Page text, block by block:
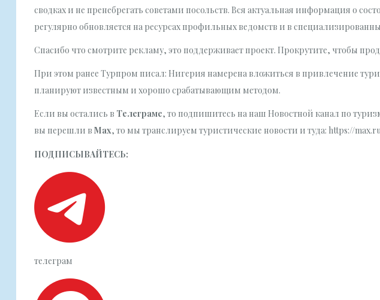
сводках и не пренебрегать советами посольств. Вся актуальная информация о
регулярно обновляется на ресурсах профильных ведомств и в
Спасибо что смотрите рекламу, это поддерживает проект. Прокрутите, чтобы
При этом ранее Турпром писал: Нигерия намерена вложиться в привлечение
планируют известным и хорошо срабатывающим методом.
Если вы остались в Телеграме, то подпишитесь на наш Новостной канал по
вы перешли в Мах, то мы транслируем туристические новости и туда: https://max.ru/
ПОДПИСЫВАЙТЕСЬ:
телеграм